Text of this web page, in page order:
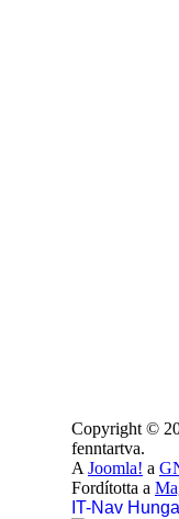
Copyright ©
fenntartva.
A Joomla! a
Fordította a
IT-Nav